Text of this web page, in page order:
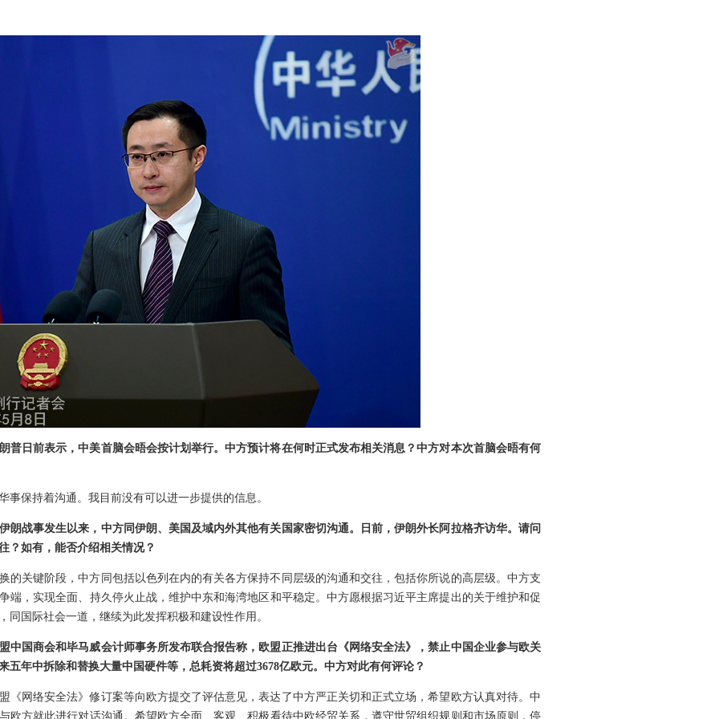
普日前表示，中美首脑会晤会按计划举行。中方预计将在何时正式发布相关消息？中方对本次首脑会晤有何
事保持着沟通。我目前没有可以进一步提供的信息。
朗战事发生以来，中方同伊朗、美国及域内外其他有关国家密切沟通。日前，伊朗外长阿拉格齐访华。请问
？如有，能否介绍相关情况？
的关键阶段，中方同包括以色列在内的有关各方保持不同层级的沟通和交往，包括你所说的高层级。中方支
端，实现全面、持久停火止战，维护中东和海湾地区和平稳定。中方愿根据习近平主席提出的关于维护和促
同国际社会一道，继续为此发挥积极和建设性作用。
中国商会和毕马威会计师事务所发布联合报告称，欧盟正推进出台《网络安全法》，禁止中国企业参与欧关
五年中拆除和替换大量中国硬件等，总耗资将超过3678亿欧元。中方对此有何评论？
《网络安全法》修订案等向欧方提交了评估意见，表达了中方严正关切和正式立场，希望欧方认真对待。中
欧方就此进行对话沟通。希望欧方全面、客观、积极看待中欧经贸关系，遵守世贸组织规则和市场原则，停